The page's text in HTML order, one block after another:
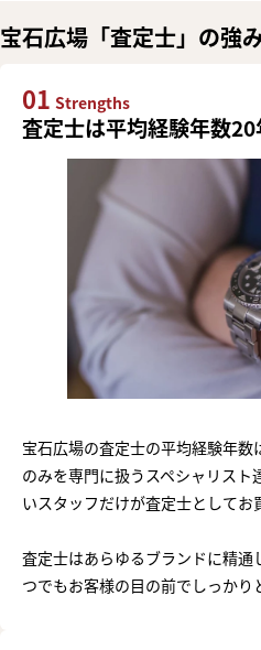
宝石広場「査定士」の強
01 Strengths
査定士は平均経験年数
宝石広場の査定士の平均経験年
のみを専門に扱うスペシャリス
いスタッフだけが査定士としてお
査定士はあらゆるブランドに精通
つでもお客様の目の前でしっかり